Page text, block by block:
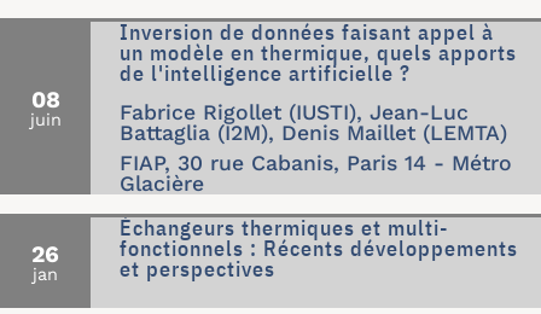
08
juin
Inversion de données faisant appel à
un modèle en thermique, quels apports
de l'intelligence artificielle ?
Fabrice Rigollet (IUSTI), Jean-Luc
Battaglia (I2M), Denis Maillet (LEMTA)
FIAP, 30 rue Cabanis, Paris 14 - Métro
Glacière
26
jan
Échangeurs thermiques et multi-
fonctionnels : Récents développements
et perspectives